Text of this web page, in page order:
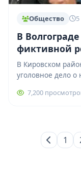
Общество
В
фиктивной
В Кировском
уголовное дело
жителей 45…
7,200
1